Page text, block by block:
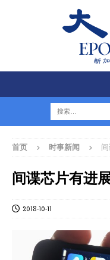
首页 时事新闻
间谍芯片有进
2018-10-11